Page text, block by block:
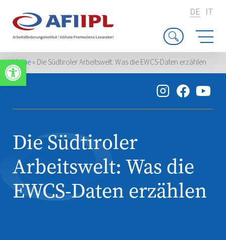
Werkzeugleiste öffnen
DE IT
Home» Die Südtiroler Arbeitswelt: Was die EWCS-Daten erzählen
Die Südtiroler
Arbeitswelt: Was die
EWCS-Daten erzählen